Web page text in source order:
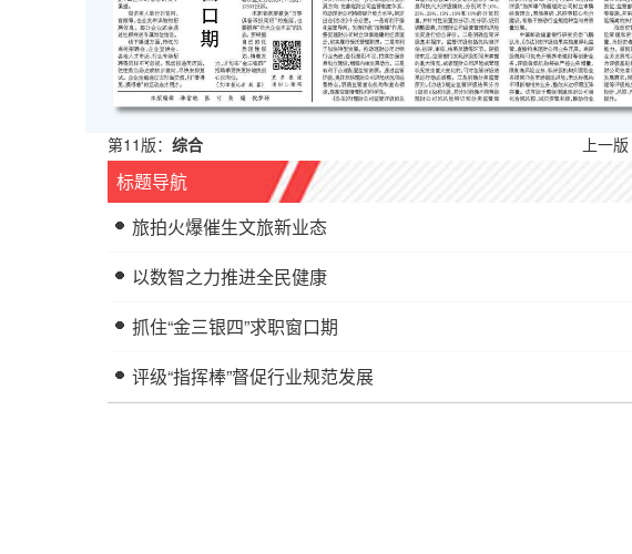
第11版： 综合 上一版
标题导航
旅拍火爆催生文旅新业态
以数智之力推进全民健康
抓住“金三银四”求职窗口期
评级“指挥棒”督促行业规范发展